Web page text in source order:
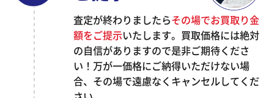
査定が終わりましたらその場でお買取り金
額をご提示いたします。買取価格には絶対
の自信がありますので是非ご期待くださ
い！万が一価格にご納得いただけない場
合、その場で遠慮なくキャンセルしてくだ